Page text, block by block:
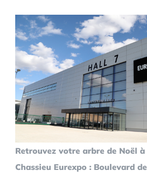
Retrouvez votre arbre de Noël
Chassieu Eurexpo : Boulevard